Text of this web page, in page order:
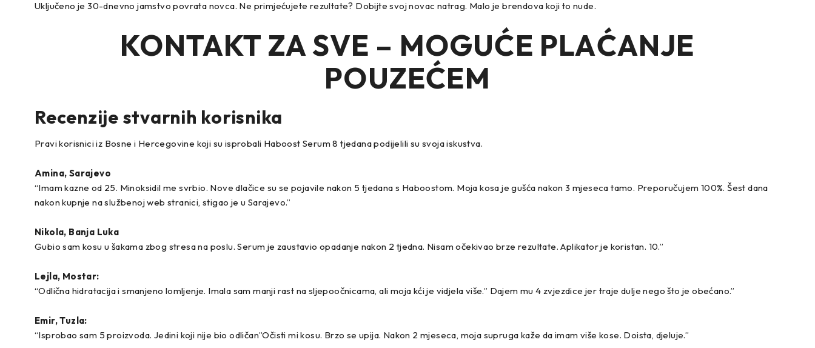
Uključeno je 30-dnevno jamstvo povrata novca. Ne primjećujete rezultate? Dobijte svoj novac natrag. Malo je brendova koji to nude.
KONTAKT ZA SVE – MOGUĆE PLAĆANJE
POUZEĆEM
Recenzije stvarnih korisnika
Pravi korisnici iz Bosne i Hercegovine koji su isprobali Haboost Serum 8 tjedana podijelili su svoja iskustva.
Amina, Sarajevo
“Imam kazne od 25. Minoksidil me svrbio. Nove dlačice su se pojavile nakon 5 tjedana s Haboostom. Moja kosa je gušća nakon 3 mjeseca tamo. Preporučujem 100%. Šest dana
nakon kupnje na službenoj web stranici, stigao je u Sarajevo.”
Nikola, Banja Luka
Gubio sam kosu u šakama zbog stresa na poslu. Serum je zaustavio opadanje nakon 2 tjedna. Nisam očekivao brze rezultate. Aplikator je koristan. 10.”
Lejla, Mostar:
“Odlična hidratacija i smanjeno lomljenje. Imala sam manji rast na sljepoočnicama, ali moja kći je vidjela više.” Dajem mu 4 zvjezdice jer traje dulje nego što je obećano.”
Emir, Tuzla:
“Isprobao sam 5 proizvoda. Jedini koji nije bio odličan”Očisti mi kosu. Brzo se upija. Nakon 2 mjeseca, moja supruga kaže da imam više kose. Doista, djeluje.”